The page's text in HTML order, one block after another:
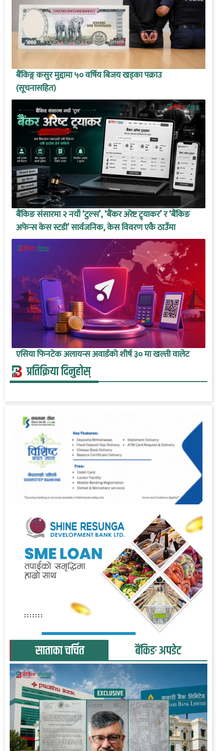
बैंकिङ्ग कसुर मुद्दामा ५० वर्षिय बिजय खड्का पक्राउ
(सूचनासहित)
बैंकिङ संसारमा २ नयाँ ‘टुल्स’, ‘बैंकर अरेष्ट ट्र्याकर’ र ‘बैंकिङ
अफेन्स केस स्टडी’ सार्वजनिक, केस विवरण एकै ठाउँमा
एसिया फिनटेक अलायन्स अवार्डको शीर्ष ३० मा खल्ती वालेट
प्रतिक्रिया दिनुहोस्
साताका चर्चित बैंकिङ अपडेट